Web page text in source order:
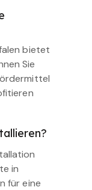
bietet
Sie
in
für eine